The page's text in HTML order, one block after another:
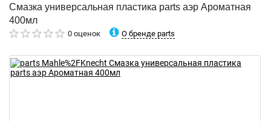
Смазка универсальная пластика parts аэр Ароматная
400мл
0 оценок О бренде parts